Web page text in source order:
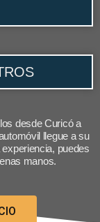
desde Curicó a
llegue a su
puedes
manos.